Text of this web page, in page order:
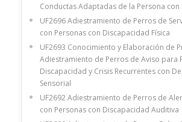
Conductas Adaptadas de la Persona
UF2696 Adiestramiento de Perros de
con Personas con Discapacidad Física
UF2693 Conocimiento y Elaboración de
Adiestramiento de Perros de Aviso para
Discapacidad y Crisis Recurrentes con
Sensorial
UF2692 Adiestramiento de Perros de
con Personas con Discapacidad Auditiva